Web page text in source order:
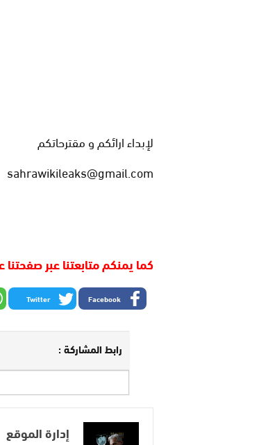
لإبداء ارائكم و مقترحاتكم
sahrawikileaks@gmail.com
كما يمنكم متابعتنا عبر
Facebook
Twitter
رابط المشاركة :
إدارة الموقع